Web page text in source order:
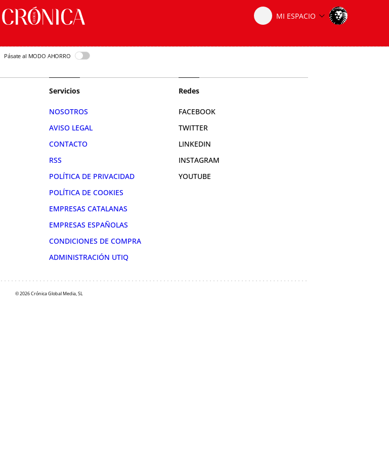
Pásate al MODO AHORRO
Servicios
NOSOTROS
AVISO LEGAL
CONTACTO
RSS
POLÍTICA DE PRIVACIDAD
POLÍTICA DE COOKIES
EMPRESAS CATALANAS
EMPRESAS ESPAÑOLAS
CONDICIONES DE COMPRA
ADMINISTRACIÓN UTIQ
Redes
FACEBOOK
TWITTER
LINKEDIN
INSTAGRAM
YOUTUBE
© 2026 Crónica Global Media, SL